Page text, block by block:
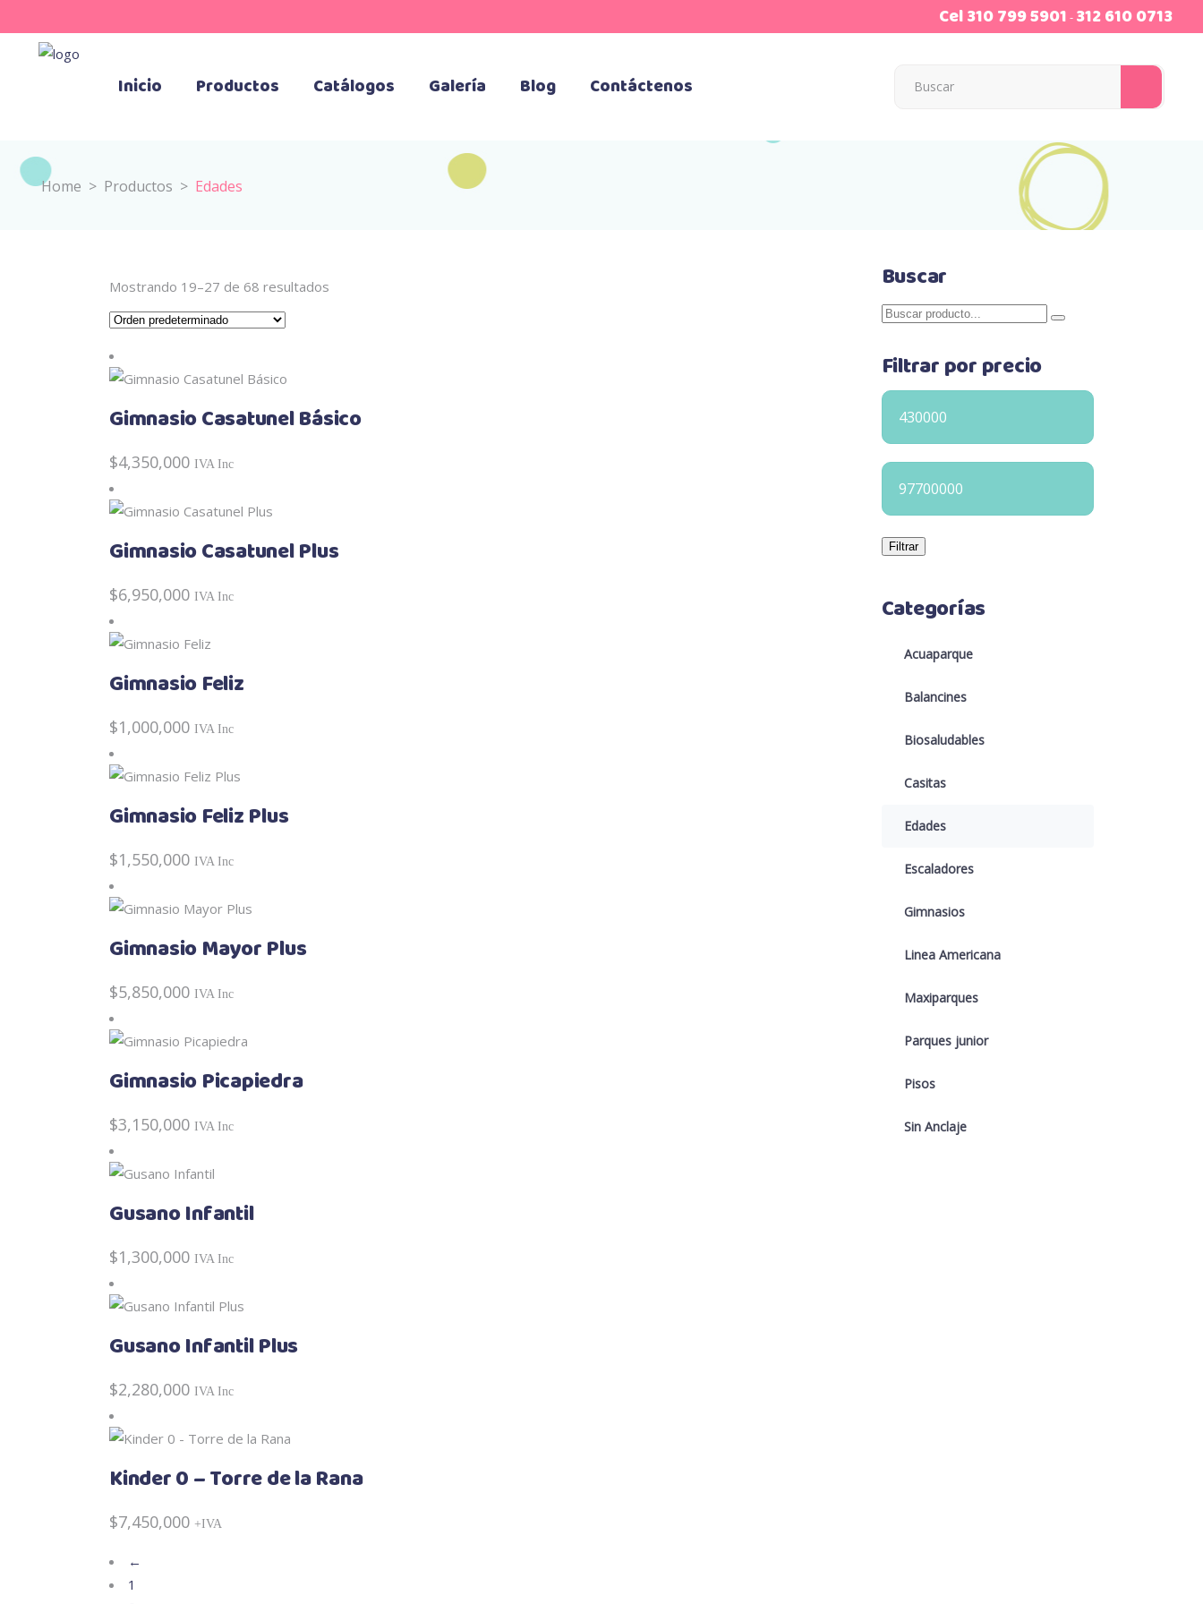
Cel310 799 5901 - 312 610 0713
Inicio Productos Catálogos Galería Blog Contáctenos
Home > Productos > Edades
Mostrando 19–27 de 68 resultados
Gimnasio Casatunel Básico
$4,350,000 IVA Inc
Gimnasio Casatunel Plus
$6,950,000 IVA Inc
Gimnasio Feliz
$1,000,000 IVA Inc
Gimnasio Feliz Plus
$1,550,000 IVA Inc
Gimnasio Mayor Plus
$5,850,000 IVA Inc
Gimnasio Picapiedra
$3,150,000 IVA Inc
Gusano Infantil
$1,300,000 IVA Inc
Gusano Infantil Plus
$2,280,000 IVA Inc
Kinder 0 – Torre de la Rana
$7,450,000 +IVA
←
1
Buscar
Search
Filtrar por precio
Precio
mínimo
Precio
máximo
Filtrar
Categorías
Acuaparque
Balancines
Biosaludables
Casitas
Edades
Escaladores
Gimnasios
Linea Americana
Maxiparques
Parques junior
Pisos
Sin Anclaje